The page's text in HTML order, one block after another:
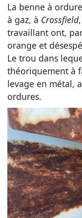
La benne à
à gaz, à Crossfield
travaillant ont,
orange et
Le trou dans
théoriquement à
levage en métal,
ordures.